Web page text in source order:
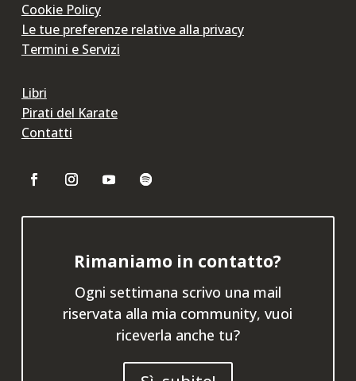
Cookie Policy
Le tue preferenze relative alla privacy
Termini e Servizi
Libri
Pirati del Karate
Contatti
Rimaniamo in contatto?
Ogni settimana scrivo una mail
riservata alla mia community, vuoi
riceverla anche tu?